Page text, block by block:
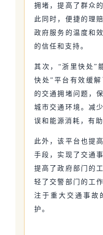
拥堵，提高了群众
此同时，便捷的理
政府服务的温度和
的信任和支持。
其次，“浙里快处”
快处”平台有效缓
的交通拥堵问题，
城市交通环境。减
误和能源消耗，有
此外，该平台也提
手段，实现了交通
提高了政府部门的
轻了交警部门的工
注于重大交通事故
护。